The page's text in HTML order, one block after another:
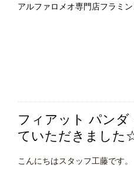
アルファロメオ専門店フラミ
フィアット パンダ
ていただきました
こんにちはスタッフ工藤です。